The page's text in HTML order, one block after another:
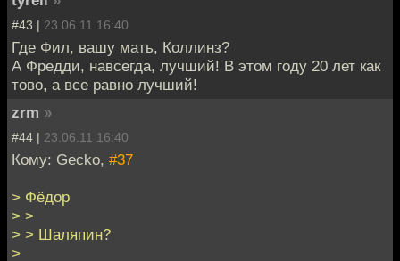
#43 | 23.06.11 16:40
Где Фил, вашу мать, Коллинз?
А Фредди, навсегда, лучший! В этом году 20 лет как
тово, а все равно лучший!
zrm »
#44 | 23.06.11 16:40
Кому: Gecko, #37
> Фёдор
> >
> > Шаляпин?
>